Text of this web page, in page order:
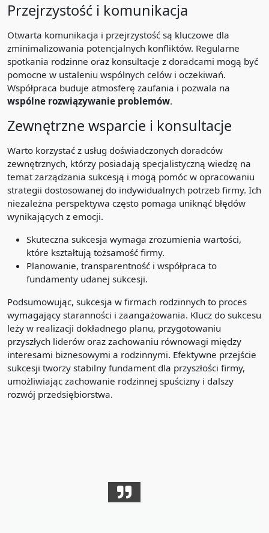
Przejrzystość i komunikacja
Otwarta komunikacja i przejrzystość są kluczowe dla
zminimalizowania potencjalnych konfliktów. Regularne
spotkania rodzinne oraz konsultacje z doradcami mogą być
pomocne w ustaleniu wspólnych celów i oczekiwań.
Współpraca buduje atmosferę zaufania i pozwala na
wspólne rozwiązywanie problemów.
Zewnętrzne wsparcie i konsultacje
Warto korzystać z usług doświadczonych doradców
zewnętrznych, którzy posiadają specjalistyczną wiedzę na
temat zarządzania sukcesją i mogą pomóc w opracowaniu
strategii dostosowanej do indywidualnych potrzeb firmy. Ich
niezależna perspektywa często pomaga uniknąć błędów
wynikających z emocji.
Skuteczna sukcesja wymaga zrozumienia wartości,
które kształtują tożsamość firmy.
Planowanie, transparentność i współpraca to
fundamenty udanej sukcesji.
Podsumowując, sukcesja w firmach rodzinnych to proces
wymagający staranności i zaangażowania. Klucz do sukcesu
leży w realizacji dokładnego planu, przygotowaniu
przyszłych liderów oraz zachowaniu równowagi między
interesami biznesowymi a rodzinnymi. Efektywne przejście
sukcesji tworzy stabilny fundament dla przyszłości firmy,
umożliwiając zachowanie rodzinnej spuścizny i dalszy
rozwój przedsiębiorstwa.